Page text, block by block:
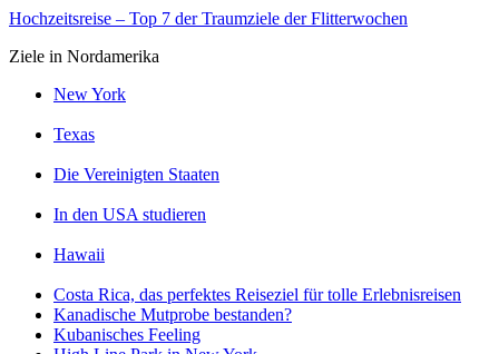
Hochzeitsreise – Top 7 der Traumziele der Flitterwochen
Ziele in Nordamerika
New York
Texas
Die Vereinigten Staaten
In den USA studieren
Hawaii
Costa Rica, das perfektes Reiseziel für tolle Erlebnisreisen
Kanadische Mutprobe bestanden?
Kubanisches Feeling